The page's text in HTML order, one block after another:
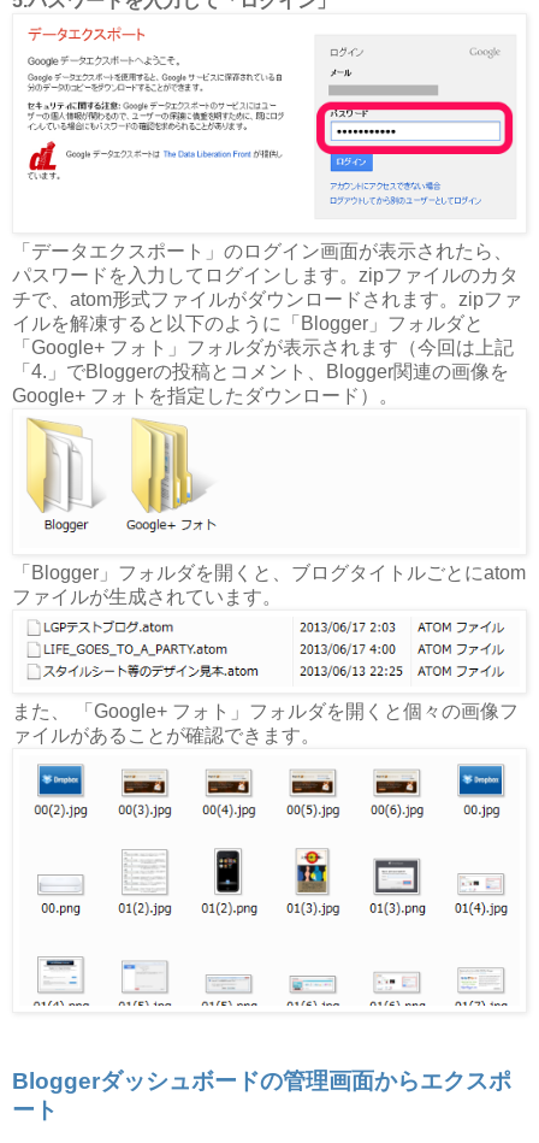
「データエクスポート」のログイン画面が表示されたら、
パスワードを入力してログインします。zipファイルのカタ
チで、atom形式ファイルがダウンロードされます。zipファ
イルを解凍すると以下のように「Blogger」フォルダと
「Google+ フォト」フォルダが表示されます（今回は上記
「4.」でBloggerの投稿とコメント、Blogger関連の画像を
Google+ フォトを指定したダウンロード）。
「Blogger」フォルダを開くと、ブログタイトルごとにatom
ファイルが生成されています。
また、 「Google+ フォト」フォルダを開くと個々の画像フ
ァイルがあることが確認できます。
Bloggerダッシュボードの管理画面からエクスポ
ート